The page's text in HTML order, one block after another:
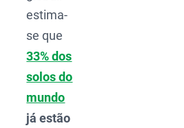
estima-
se que
33% dos
solos do
mundo
já estão